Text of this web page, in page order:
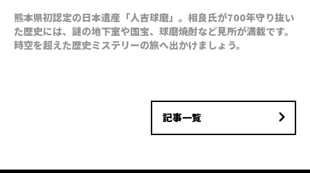
熊本県初認定の日本遺産「人吉球磨」。相良氏が700年守り抜い
た歴史には、謎の地下室や国宝、球磨焼酎など見所が満載です。
時空を超えた歴史ミステリーの旅へ出かけましょう。
記事一覧